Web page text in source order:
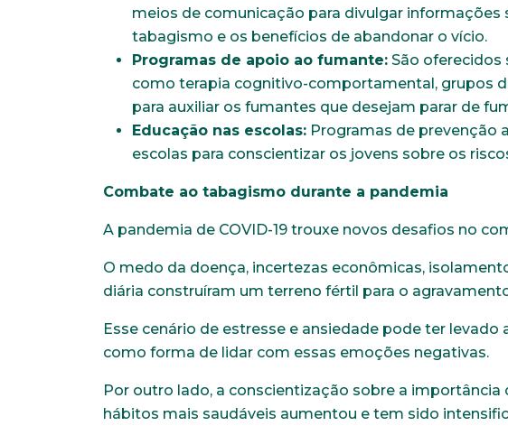
meios de comunicação para divulgar informações
tabagismo e os benefícios de abandonar o vício.
Programas de apoio ao fumante: São oferecidos
como terapia cognitivo-comportamental, grupos
para auxiliar os fumantes que desejam parar de
Educação nas escolas: Programas de prevenção
escolas para conscientizar os jovens sobre os
Combate ao tabagismo durante a pandemia
A pandemia de COVID-19 trouxe novos desafios no
O medo da doença, incertezas econômicas,
diária construíram um terreno fértil para o
Esse cenário de estresse e ansiedade pode ter
como forma de lidar com essas emoções negativas.
Por outro lado, a conscientização sobre a importância
hábitos mais saudáveis aumentou e tem sido
Anexar currículo*